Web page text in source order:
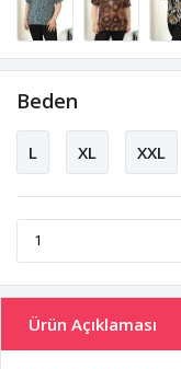
Beden
L XL XXL
Ürün Açıklaması